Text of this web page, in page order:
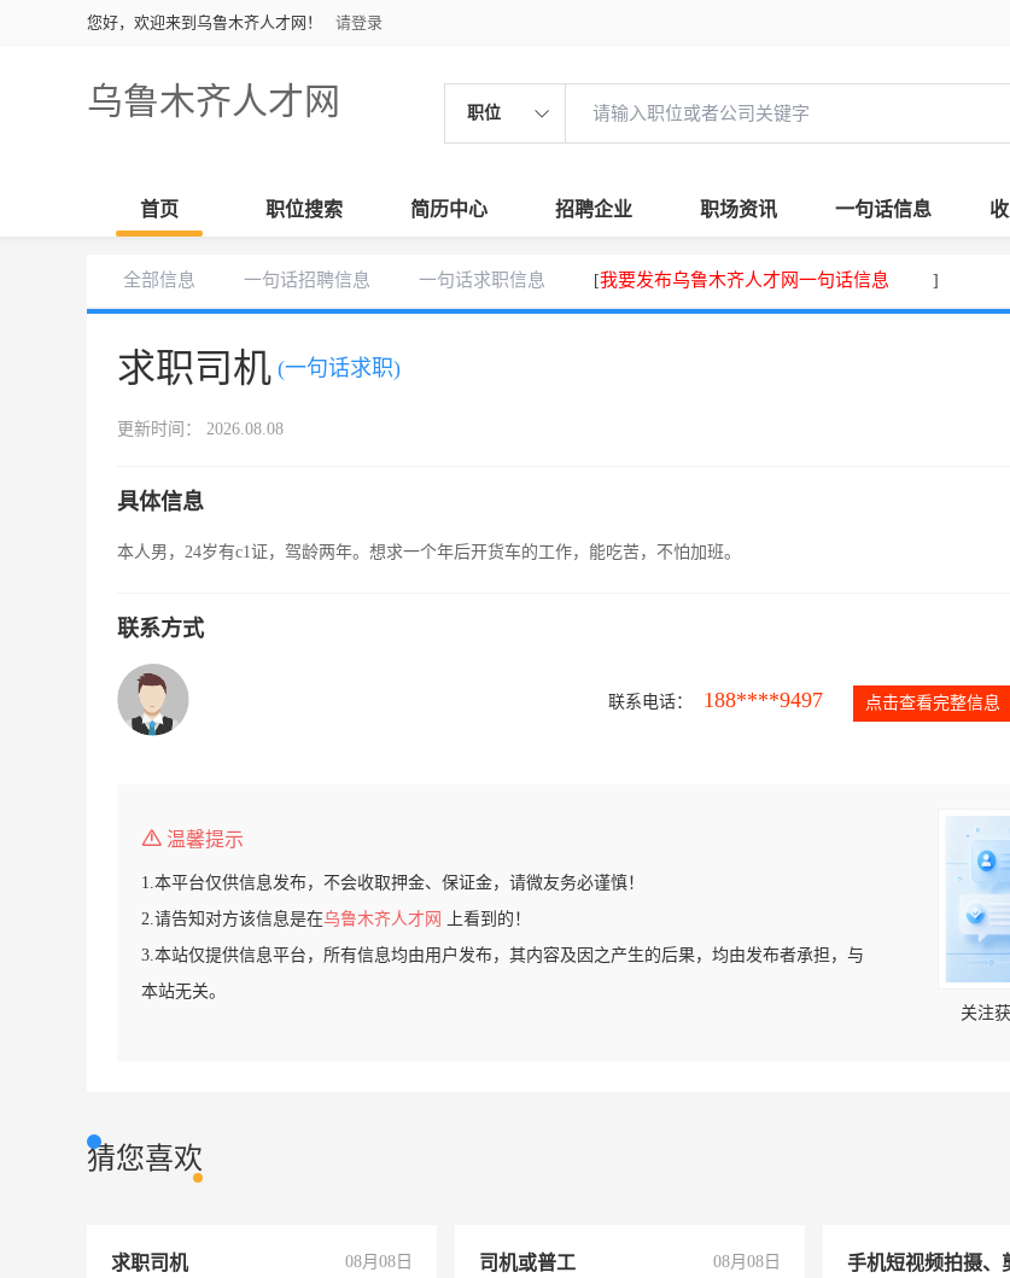
您好，欢迎来到乌鲁木齐人才网！ 请登录
乌鲁木齐人才网 职位
首页 职位搜索 简历中心 招聘企业 职场资讯 一句话信息
全部信息 一句话招聘信息 一句话求职信息 [我要发布乌鲁木齐人才网一句话信息 ]
求职司机 (一句话求职)
更新时间： 2026.08.08
具体信息
本人男，24岁有c1证，驾龄两年。想求一个年后开货车的工作，能吃苦，不怕加班。
联系方式
联系电话： 188****9497 点击查看完整信息
温馨提示
1.本平台仅供信息发布，不会收取押金、保证金，请微友务必谨慎！
2.请告知对方该信息是在乌鲁木齐人才网
上看到的！
3.本站仅提供信息平台，所有信息均由用户发布，其内容及因之产生的后果，均由发布者承担，与
本站无关。
关注
猜您喜欢
求职司机 08月08日 司机或普工 08月08日